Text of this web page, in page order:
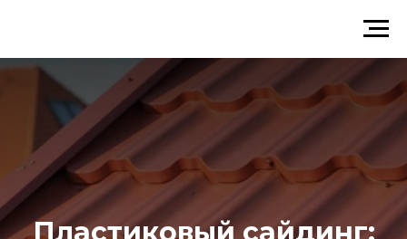
Пластиковый сайдинг: